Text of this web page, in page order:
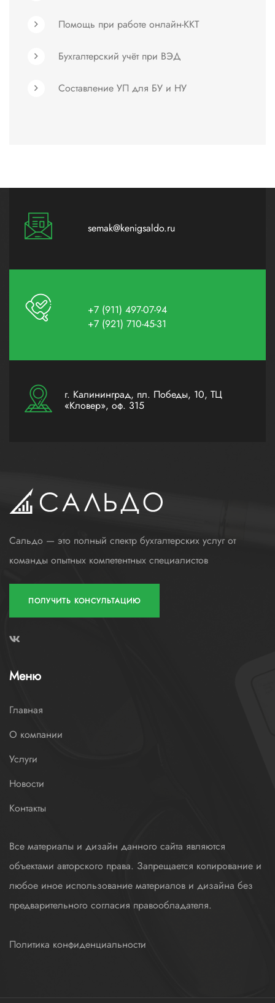
Помощь при работе онлайн-ККТ
Бухгалтерский учёт при ВЭД
Составление УП для БУ и НУ
semak@kenigsaldo.ru
+7 (911) 497-07-94
+7 (921) 710-45-31
г. Калининград, пл. Победы, 10, ТЦ
«Кловер», оф. 315
Сальдо — это полный спектр бухгалтерских услуг от
команды опытных компетентных специалистов
ПОЛУЧИТЬ КОНСУЛЬТАЦИЮ
Меню
Главная
О компании
Услуги
Новости
Контакты
Все материалы и дизайн данного сайта являются
объектами авторского права. Запрещается копирование и
любое иное использование материалов и дизайна без
предварительного согласия правообладателя.
Политика конфиденциальности